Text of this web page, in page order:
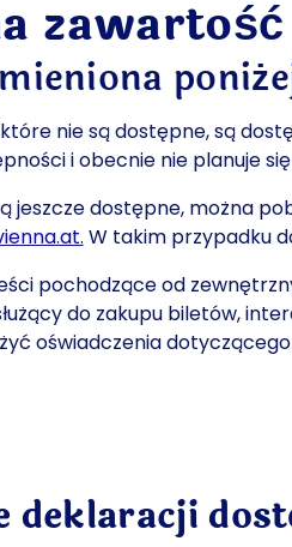
zawartość
nie są dostępne, są
i obecnie nie planuje
jeszcze dostępne, można
(Ostatecznie otwiera
W takim przypadku
pochodzące od
do zakupu biletów,
oświadczenia
deklaracji